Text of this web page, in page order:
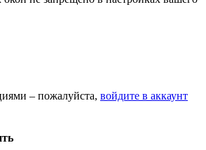
– пожалуйста, войдите в аккаунт